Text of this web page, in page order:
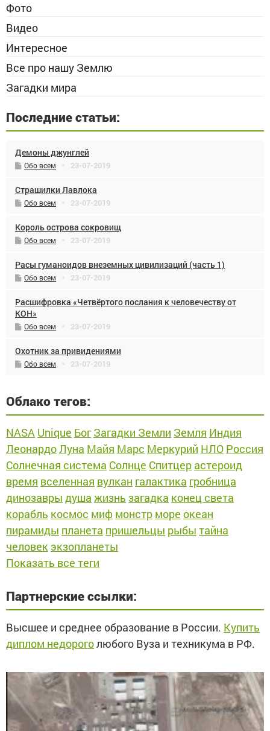
Фото
Видео
Интересное
Все про нашу Землю
Загадки мира
Последние статьи:
Демоны джунглей
Обо всем 23-07-2019
Страшилки Лавлока
Обо всем 23-07-2019
Король острова сокровищ
Обо всем 23-07-2019
Расы гуманоидов внеземных цивилизаций (часть 1)
Обо всем 23-07-2019
Расшифровка «Четвёртого послания к человечеству от
КОН»
Обо всем 23-07-2019
Охотник за привидениями
Обо всем 23-07-2019
Облако тегов:
NASA Unique Бог Загадки Земли Земля Индия
ЛеонардоЛуна Майя Марс Меркурий НЛО Россия
Солнечная система Солнце Спитцер астероид
время вселенная вулкан галактика гробница
динозавры душа жизнь загадка конец света
корабль космос миф монстр море океан
пирамиды планета пришельцы рыбы тайна
человек экзопланеты
Показать все теги
Партнерские ссылки:
Высшее и среднее образование в России. Купить
диплом недороголюбого Вуза и техникума в РФ.